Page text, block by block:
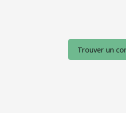
Trouver un